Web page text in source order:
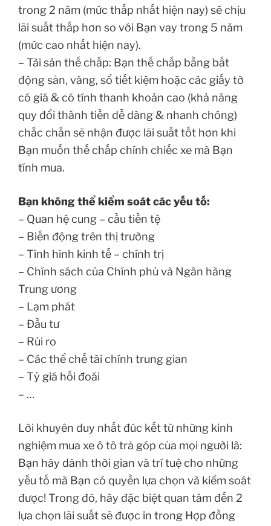
trong 2 năm (mức thấp nhất hiện nay) sẽ chịu
lãi suất thấp hơn so với Bạn vay trong 5 năm
(mức cao nhất hiện nay).
– Tài sản thế chấp: Bạn thế chấp bằng bất
động sản, vàng, sổ tiết kiệm hoặc các giấy tờ
có giá & có tính thanh khoản cao (khả năng
quy đổi thành tiền dễ dàng & nhanh chóng)
chắc chắn sẽ nhận được lãi suất tốt hơn khi
Bạn muốn thế chấp chính chiếc xe mà Bạn
tính mua.
Bạn không thể kiểm soát các yếu tố:
– Quan hệ cung – cầu tiền tệ
– Biến động trên thị trường
– Tình hình kinh tế – chính trị
– Chính sách của Chính phủ và Ngân hàng
Trung ương
– Lạm phát
– Đầu tư
– Rủi ro
– Các thể chế tài chính trung gian
– Tỷ giá hối đoái
– …
Lời khuyên duy nhất đúc kết từ những kinh
nghiệm mua xe ô tô trả góp của mọi người là:
Bạn hãy dành thời gian và trí tuệ cho những
yếu tố mà Bạn có quyền lựa chọn và kiểm soát
được! Trong đó, hãy đặc biệt quan tâm đến 2
lựa chọn lãi suất sẽ được in trong Hợp đồng